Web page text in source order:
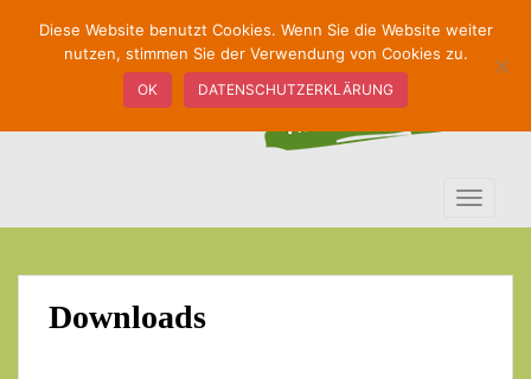
i
Downloads
Diese Website benutzt Cookies. Wenn Sie die Website weiter
nutzen, stimmen Sie der Verwendung von Cookies zu.
OK DATENSCHUTZERKLÄRUNG